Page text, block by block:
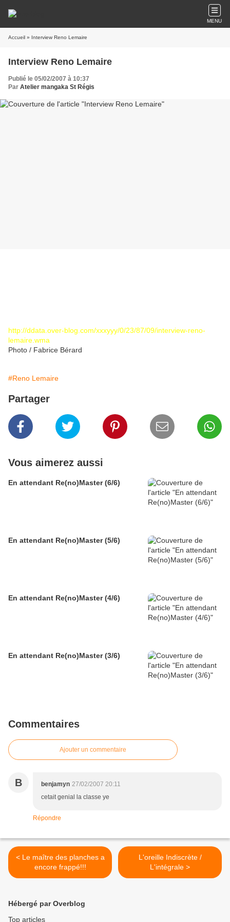
MENU
Accueil » Interview Reno Lemaire
Interview Reno Lemaire
Publié le 05/02/2007 à 10:37
Par Atelier mangaka St Régis
http://ddata.over-blog.com/xxxyyy/0/23/87/09/interview-reno-
lemaire.wma
Photo / Fabrice Bérard
#Reno Lemaire
Partager
Vous aimerez aussi
En attendant Re(no)Master (6/6)
En attendant Re(no)Master (5/6)
En attendant Re(no)Master (4/6)
En attendant Re(no)Master (3/6)
Commentaires
Ajouter un commentaire
B benjamyn 27/02/2007 20:11
cetait genial la classe ye
Répondre
< Le maître des planches a
encore frappé!!!
L'oreille Indiscrète /
L'intégrale >
Hébergé par Overblog
Top articles